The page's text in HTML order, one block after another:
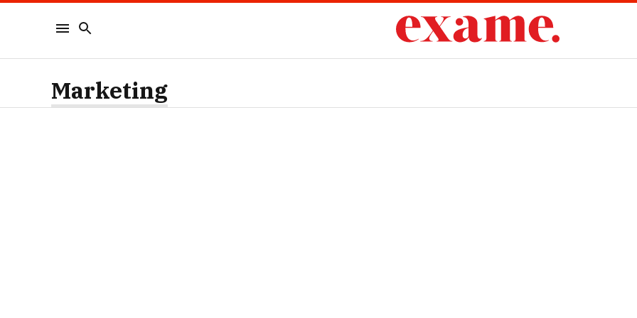
Marketing